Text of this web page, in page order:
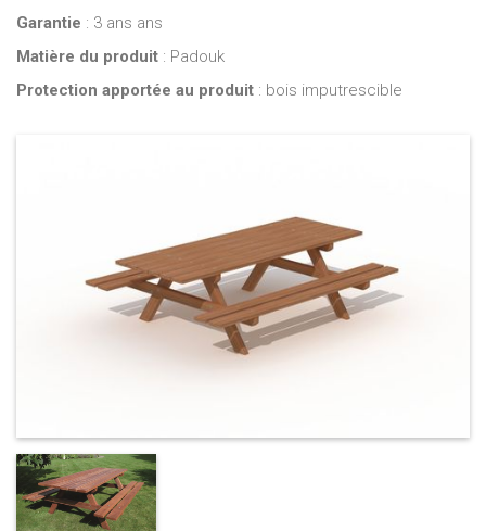
Garantie : 3 ans ans
Matière du produit : Padouk
Protection apportée au produit : bois imputrescible